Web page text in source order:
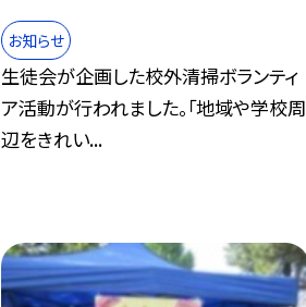
お知らせ
生徒会が企画した校外清掃ボランティ
ア活動が行われました。「地域や学校周
辺をきれい...